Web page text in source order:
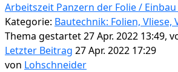
Arbeitszeit Panzern der Folie /
Kategorie: Bautechnik: Folien, Vliese,
Thema gestartet 27 Apr. 2022 13:49,
Letzter Beitrag 27 Apr. 2022 17:29
von Lohschneider